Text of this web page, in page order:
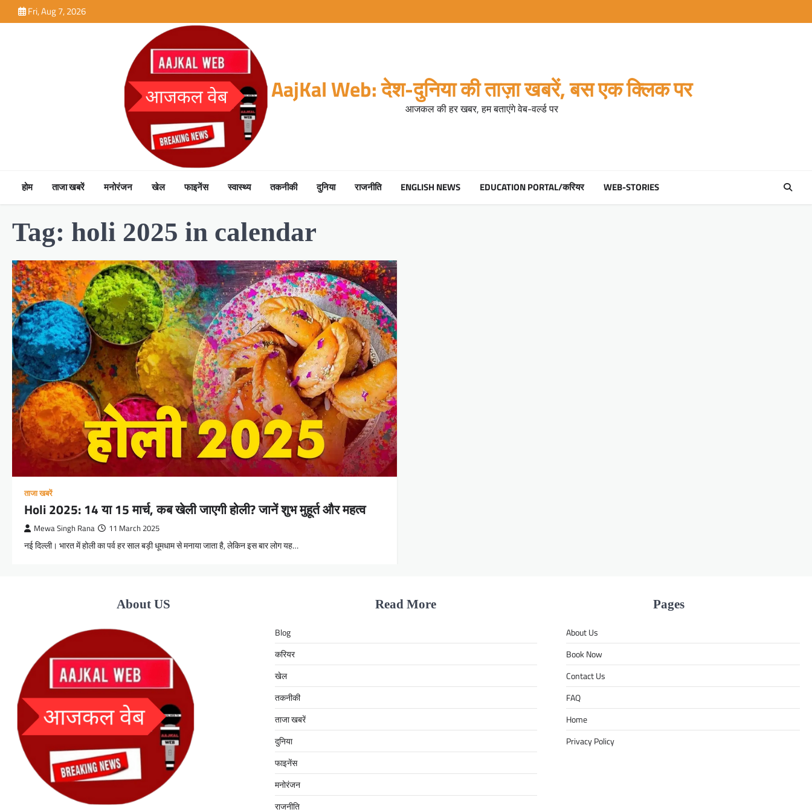
to
Fri, Aug 7, 2026
AajKal Web: देश-दुनिया की ताज़ा खबरें, बस एक क्लिक पर
आजकल की हर खबर, हम बताएंगे वेब-वर्ल्ड पर
होम ताजा खबरें मनोरंजन खेल फाइनेंस स्वास्थ्य तकनीकी दुनिया राजनीति ENGLISH NEWS EDUCATION PORTAL/करियर WEB-STORIES
Tag: holi 2025 in calendar
ताजा खबरें
Holi 2025: 14 या 15 मार्च, कब खेली जाएगी होली? जानें शुभ मुहूर्त और महत्व
Mewa Singh Rana 11 March 2025
नई दिल्ली। भारत में होली का पर्व हर साल बड़ी धूमधाम से मनाया जाता है, लेकिन इस बार लोग यह…
About US Read More
Blog
करियर
खेल
तकनीकी
ताजा खबरें
दुनिया
फाइनेंस
मनोरंजन
राजनीति
Pages
About Us
Book Now
Contact Us
FAQ
Home
Privacy Policy